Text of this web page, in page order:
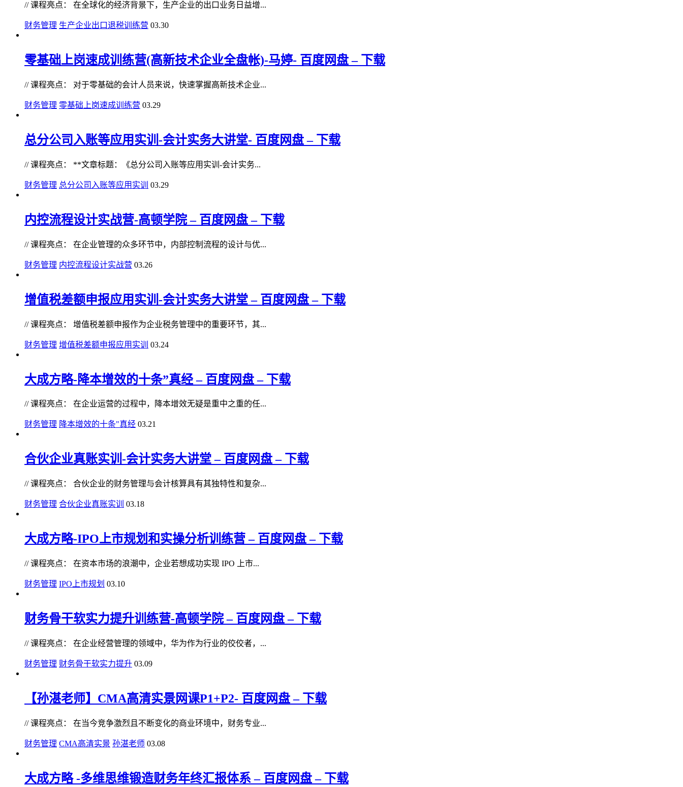
// 课程亮点： 在全球化的经济背景下，生产企业的出口业务日益增...
财务管理 生产企业出口退税训练营 03.30
零基础上岗速成训练营(高新技术企业全盘帐)-马婷- 百度网盘 – 下载
// 课程亮点： 对于零基础的会计人员来说，快速掌握高新技术企业...
财务管理 零基础上岗速成训练营 03.29
总分公司入账等应用实训-会计实务大讲堂- 百度网盘 – 下载
// 课程亮点： **文章标题：《总分公司入账等应用实训-会计实务...
财务管理 总分公司入账等应用实训 03.29
内控流程设计实战营-高顿学院 – 百度网盘 – 下载
// 课程亮点： 在企业管理的众多环节中，内部控制流程的设计与优...
财务管理 内控流程设计实战营 03.26
增值税差额申报应用实训-会计实务大讲堂 – 百度网盘 – 下载
// 课程亮点： 增值税差额申报作为企业税务管理中的重要环节，其...
财务管理 增值税差额申报应用实训 03.24
大成方略-降本增效的十条”真经 – 百度网盘 – 下载
// 课程亮点： 在企业运营的过程中，降本增效无疑是重中之重的任...
财务管理 降本增效的十条"真经 03.21
合伙企业真账实训-会计实务大讲堂 – 百度网盘 – 下载
// 课程亮点： 合伙企业的财务管理与会计核算具有其独特性和复杂...
财务管理 合伙企业真账实训 03.18
大成方略-IPO上市规划和实操分析训练营 – 百度网盘 – 下载
// 课程亮点： 在资本市场的浪潮中，企业若想成功实现 IPO 上市...
财务管理 IPO上市规划 03.10
财务骨干软实力提升训练营-高顿学院 – 百度网盘 – 下载
// 课程亮点： 在企业经营管理的领域中，华为作为行业的佼佼者，...
财务管理 财务骨干软实力提升 03.09
【孙湛老师】CMA高清实景网课P1+P2- 百度网盘 – 下载
// 课程亮点： 在当今竞争激烈且不断变化的商业环境中，财务专业...
财务管理 CMA高清实景 孙湛老师 03.08
大成方略 -多维思维锻造财务年终汇报体系 – 百度网盘 – 下载